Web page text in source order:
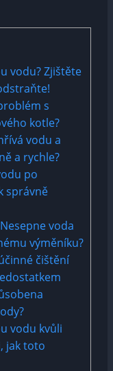
vodu? Zjištěte
s
kotle?
vodu a
a rychle?
po
správně
voda
výměníku?
čištění
vodu kvůli
jak toto